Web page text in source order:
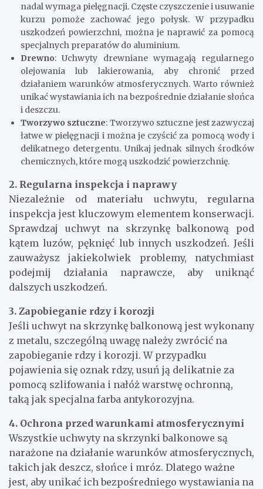
nadal wymaga pielęgnacji. Częste czyszczenie i usuwanie
kurzu pomoże zachować jego połysk. W przypadku
uszkodzeń powierzchni, można je naprawić za pomocą
specjalnych preparatów do aluminium.
Drewno: Uchwyty drewniane wymagają regularnego
olejowania lub lakierowania, aby chronić przed
działaniem warunków atmosferycznych. Warto również
unikać wystawiania ich na bezpośrednie działanie słońca
i deszczu.
Tworzywo sztuczne: Tworzywo sztuczne jest zazwyczaj
łatwe w pielęgnacji i można je czyścić za pomocą wody i
delikatnego detergentu. Unikaj jednak silnych środków
chemicznych, które mogą uszkodzić powierzchnię.
2. Regularna inspekcja i naprawy
Niezależnie od materiału uchwytu, regularna
inspekcja jest kluczowym elementem konserwacji.
Sprawdzaj uchwyt na skrzynkę balkonową pod
kątem luzów, pęknięć lub innych uszkodzeń. Jeśli
zauważysz jakiekolwiek problemy, natychmiast
podejmij działania naprawcze, aby uniknąć
dalszych uszkodzeń.
3. Zapobieganie rdzy i korozji
Jeśli uchwyt na skrzynkę balkonową jest wykonany
z metalu, szczególną uwagę należy zwrócić na
zapobieganie rdzy i korozji. W przypadku
pojawienia się oznak rdzy, usuń ją delikatnie za
pomocą szlifowania i nałóż warstwę ochronną,
taką jak specjalna farba antykorozyjna.
4. Ochrona przed warunkami atmosferycznymi
Wszystkie uchwyty na skrzynki balkonowe są
narażone na działanie warunków atmosferycznych,
takich jak deszcz, słońce i mróz. Dlatego ważne
jest, aby unikać ich bezpośredniego wystawiania na